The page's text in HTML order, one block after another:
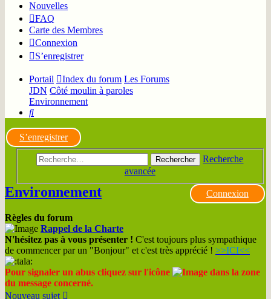
Nouvelles
FAQ
Carte des Membres
Connexion
S’enregistrer
Portail Index du forum Les Forums
JDN Côté moulin à paroles
Environnement
Rechercher
S’enregistrer
Rechercher
Recherche
avancée
Connexion
Environnement
Règles du forum
Rappel de la Charte
N'hésitez pas à vous présenter ! C'est toujours plus sympathique
de commencer par un "Bonjour" et c'est très apprécié ! >>ICI<<
Pour signaler un abus cliquez sur l'icône
dans la zone
du message concerné.
Nouveau sujet